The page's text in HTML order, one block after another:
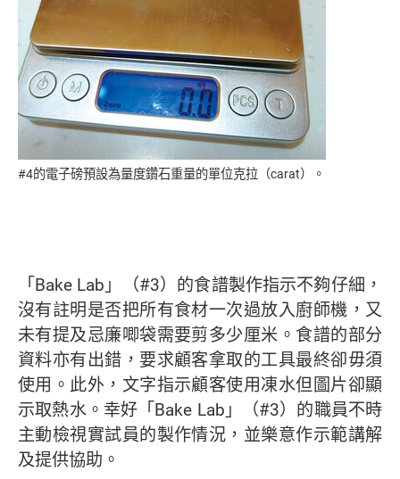
#4的電子磅預設為量度鑽石重量的單位克拉（carat）。
「Bake Lab」（#3）的食譜製作指示不夠仔細，
沒有註明是否把所有食材一次過放入廚師機，又
未有提及忌廉唧袋需要剪多少厘米。食譜的部分
資料亦有出錯，要求顧客拿取的工具最終卻毋須
使用。此外，文字指示顧客使用凍水但圖片卻顯
示取熱水。幸好「Bake Lab」（#3）的職員不時
主動檢視實試員的製作情況，並樂意作示範講解
及提供協助。